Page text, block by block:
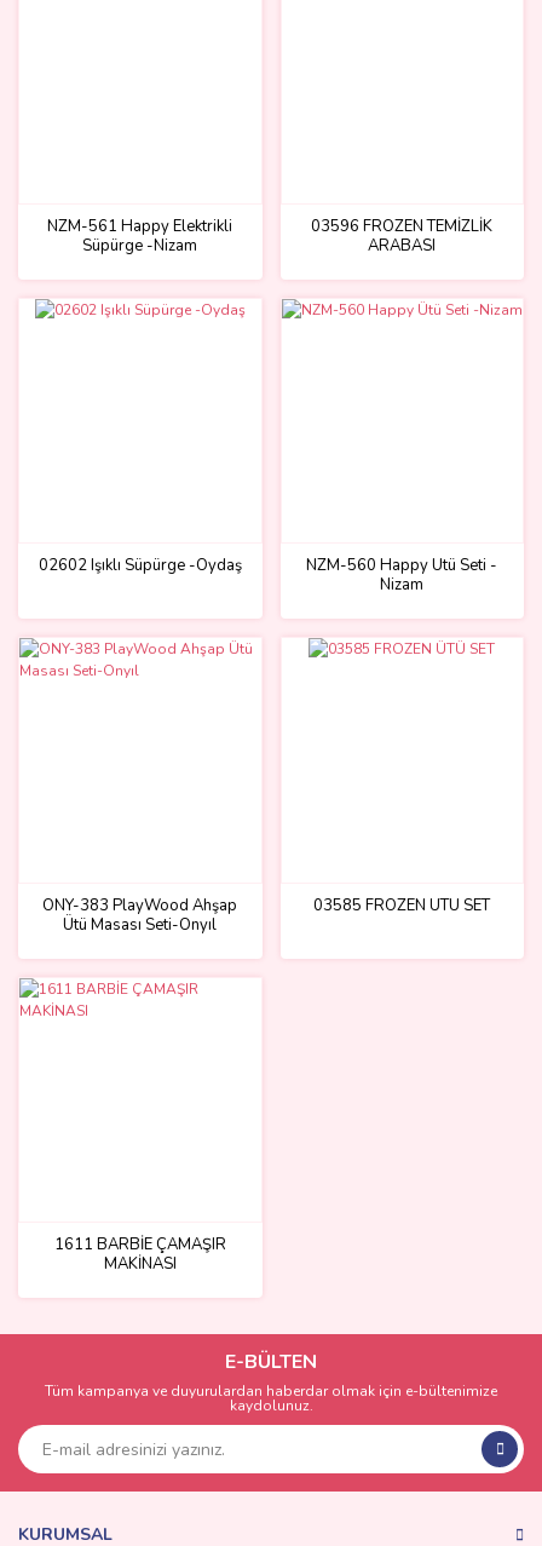
NZM-561 Happy Elektrikli
Süpürge -Nizam
03596 FROZEN TEMİZLİK
ARABASI
02602 Işıklı Süpürge -Oydaş
NZM-560 Happy Ütü Seti -
Nizam
ONY-383 PlayWood Ahşap
Ütü Masası Seti-Onyıl
03585 FROZEN ÜTÜ SET
1611 BARBİE ÇAMAŞIR
MAKİNASI
E-BÜLTEN
Tüm kampanya ve duyurulardan haberdar olmak için e-bültenimize
kaydolunuz.
KURUMSAL